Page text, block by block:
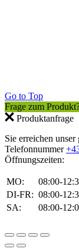
Go to Top
Frage zum
Produktanfrage
Sie erreichen
Telefonnummer
Öffnungszeiten:
MO:
08:00-
DI-FR: 08:00-
SA:
08:00-